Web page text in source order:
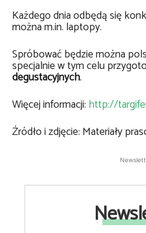
Każdego dnia odbędą się
można m.in. laptopy.
Spróbować będzie można
specjalnie w tym celu
degustacyjnych.
Więcej informacji: http://
Źródło i zdjęcie: Materiały